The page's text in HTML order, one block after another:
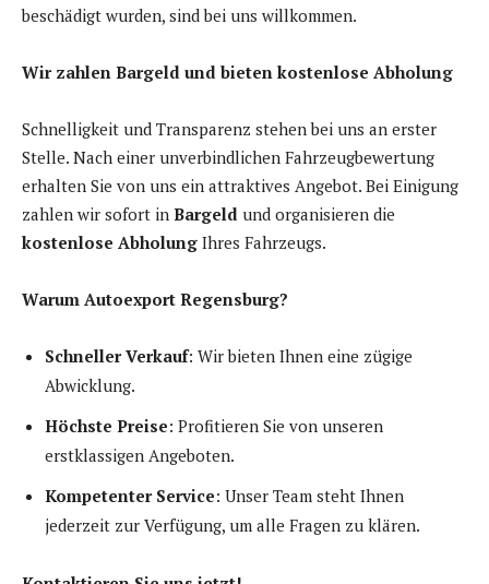
beschädigt wurden, sind bei uns willkommen.
Wir zahlen Bargeld und bieten kostenlose Abholung
Schnelligkeit und Transparenz stehen bei uns an erster
Stelle. Nach einer unverbindlichen Fahrzeugbewertung
erhalten Sie von uns ein attraktives Angebot. Bei Einigung
zahlen wir sofort in Bargeld und organisieren die
kostenlose Abholung Ihres Fahrzeugs.
Warum Autoexport Regensburg?
Schneller Verkauf: Wir bieten Ihnen eine zügige
Abwicklung.
Höchste Preise: Profitieren Sie von unseren
erstklassigen Angeboten.
Kompetenter Service: Unser Team steht Ihnen
jederzeit zur Verfügung, um alle Fragen zu klären.